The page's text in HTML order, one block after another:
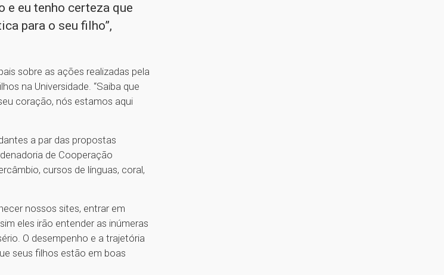
e eu tenho certeza que
para o seu filho”,
sobre as ações realizadas pela
na Universidade. “Saiba que
coração, nós estamos aqui
a par das propostas
de Cooperação
cursos de línguas, coral,
nossos sites, entrar em
eles irão entender as inúmeras
O desempenho e a trajetória
seus filhos estão em boas